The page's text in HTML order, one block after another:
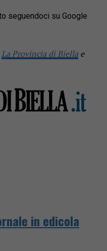
seguendoci su Google
La Provincia di Biella e
in edicola